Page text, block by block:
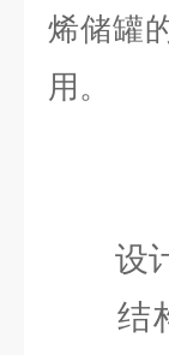
烯储罐
用。
设计
结构